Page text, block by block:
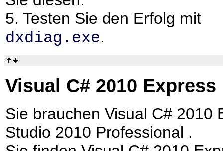
5. Testen Sie den Erfolg mit
dxdiag.exe.
Visual C# 2010 Express
Sie brauchen Visual C# 2010
Studio 2010 Professional .